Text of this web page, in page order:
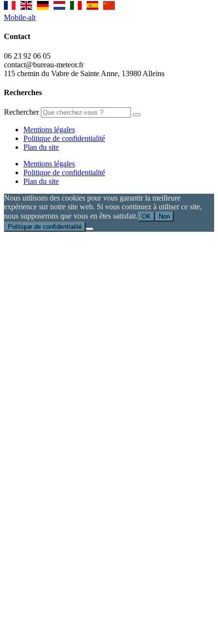
Mobile-alt
Contact
06 23 92 06 05
contact@bureau-meteor.fr
115 chemin du Vabre de Sainte Anne, 13980 Alleins
Recherches
Rechercher
Mentions légales
Politique de confidentialité
Plan du site
Mentions légales
Politique de confidentialité
Plan du site
Nous utilisons des cookies pour vous garantir la meilleure
expérience sur notre site web. Si vous continuez à utiliser ce site,
nous supposerons que vous en êtes satisfait. OK
Non
Politique de confidentialité